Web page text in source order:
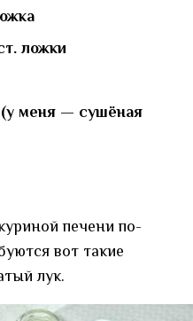
ложки
(у меня — сушёная
печени по-
вот такие
лук.